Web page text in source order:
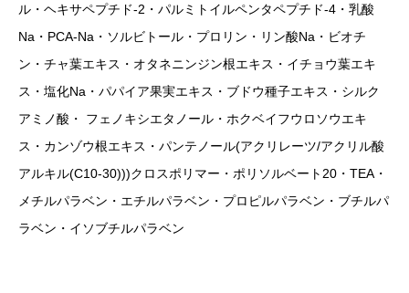
ル・ヘキサペプチド-2・パルミトイルペンタペプチド-4・乳酸
Na・PCA-Na・ソルビトール・プロリン・リン酸Na・ビオチ
ン・チャ葉エキス・オタネニンジン根エキス・イチョウ葉エキ
ス・塩化Na・パパイア果実エキス・ブドウ種子エキス・シルク
アミノ酸・ フェノキシエタノール・ホクベイフウロソウエキ
ス・カンゾウ根エキス・パンテノール(アクリレーツ/アクリル酸
アルキル(C10-30)))クロスポリマー・ポリソルベート20・TEA・
メチルパラベン・エチルパラベン・プロピルパラベン・ブチルパ
ラベン・イソブチルパラベン